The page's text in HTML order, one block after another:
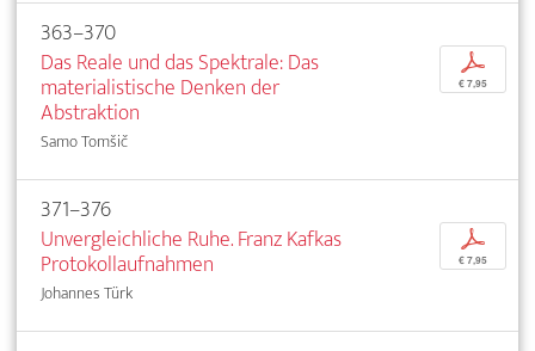
363–370
Das Reale und das Spektrale: Das
materialistische Denken der
Abstraktion
Samo Tomšič
p
€ 7,95
371–376
Unvergleichliche Ruhe. Franz Kafkas
Protokollaufnahmen
Johannes Türk
p
€ 7,95